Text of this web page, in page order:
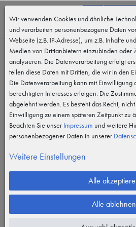
MENÜ
Wir verwenden Cookies und ähnliche
und verarbeiten personenbezogene Daten
Webseite (z.B. IP-Adresse), um z.B. Inhalte
Medien von Drittanbietern einzubinden oder
analysieren. Die Datenverarbeitung erfolgt
teilen diese Daten mit Dritten, die wir in den
Die Datenverarbeitung kann mit Einwilligung
berechtigten Interesses erfolgen. Die
abgelehnt werden. Es besteht das Recht,
Einwilligung zu einem späteren Zeitpunkt zu
Beachten Sie unser Impressum und weitere
personenbezogener Daten in unserer
Weitere Einstellungen
Alle
Alle ablehnen